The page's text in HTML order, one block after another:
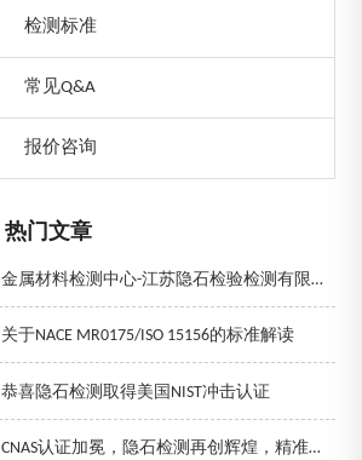
检测标准
常见Q&A
报价咨询
热门文章
金属材料检测中心-江苏隐石检验检测有限公司
关于NACE MR0175/ISO 15156的标准解读
恭喜隐石检测取得美国NIST冲击认证
CNAS认证加冕，隐石检测再创辉煌，精准检测助力企业发展！